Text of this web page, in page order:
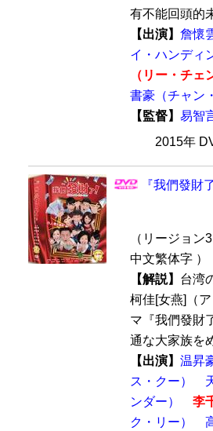
有不能回頭的
【出演】 詹懷
イ・ハンディ
（リー・チェ
書豪（チャン
【監督】 易智
2015年
『我們發財
（リージョン
中文繁体字 ）
【解説】 台湾
柯佳[女燕]（
マ『我們發財
通な大家族を
【出演】 温昇
ス・クー）
ンダー）
李
ク・リー）